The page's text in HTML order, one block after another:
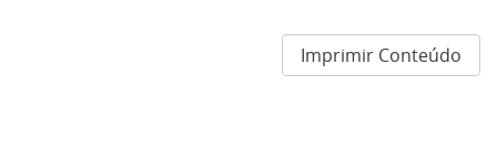
Imprimir Conteúdo